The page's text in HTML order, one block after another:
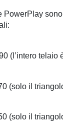
PowerPlay sono
(l’intero telaio
(solo il
(solo il